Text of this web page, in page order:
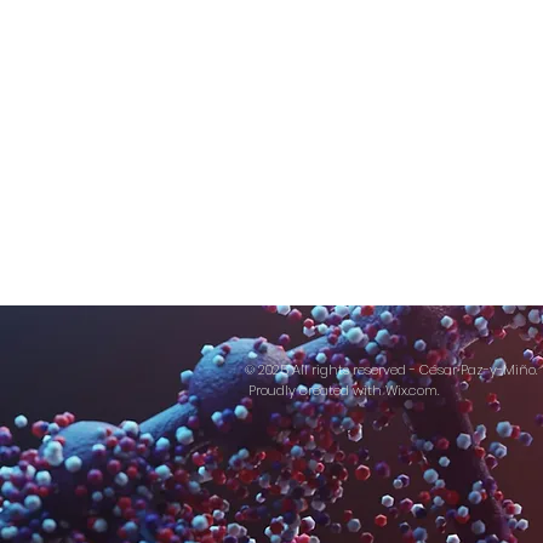
© 2025 All rights reserved - César Paz-y-Miño.
Proudly created withWix.com.